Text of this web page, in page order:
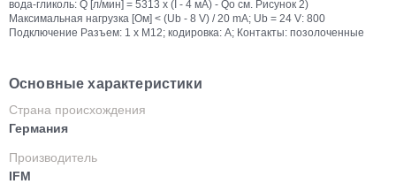
вода-гликоль: Q [л/мин] = 5313 x (I - 4 мА) - Qo см. Рисунок 2)
Максимальная нагрузка [Ом] < (Ub - 8 V) / 20 mA; Ub = 24 V: 800
Подключение Разъем: 1 x M12; кодировка: A; Контакты: позолоченные
Основные характеристики
Страна происхождения
Германия
Производитель
IFM